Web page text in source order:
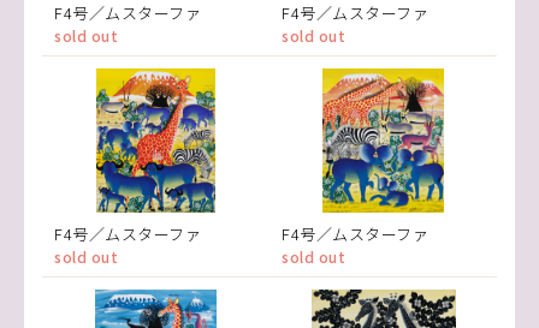
F4号／ムスターファ
sold out
F4号／ムスターファ
sold out
F4号／ムスターファ
sold out
F4号／ムスターファ
sold out